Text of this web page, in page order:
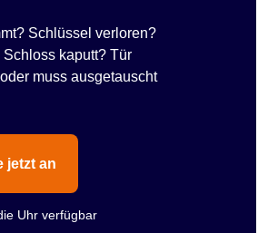
Schlüssel verloren?
kaputt? Tür
muss ausgetauscht
jetzt an
Uhr verfügbar